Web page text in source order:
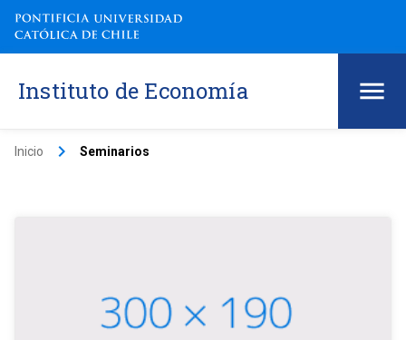
Instituto de Economía
Inicio keyboard_arrow_right Seminarios